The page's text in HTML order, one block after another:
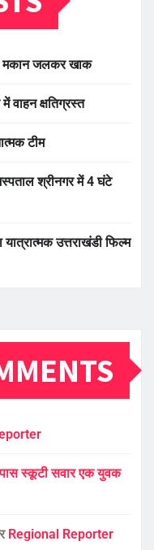
मकान जलकर खाक
क्षतिग्रस्त
टीम
श्रीनगर में 4 घंटे
उत्तराखंडी फिल्म
स्कूटी सवार एक युवक
Regional Reporter